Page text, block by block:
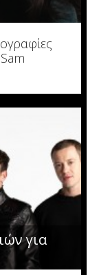
για